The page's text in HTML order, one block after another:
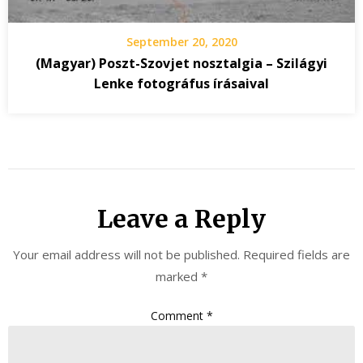
September 20, 2020
(Magyar) Poszt-Szovjet nosztalgia – Szilágyi
Lenke fotográfus írásaival
Leave a Reply
Your email address will not be published. Required fields are
marked *
Comment *